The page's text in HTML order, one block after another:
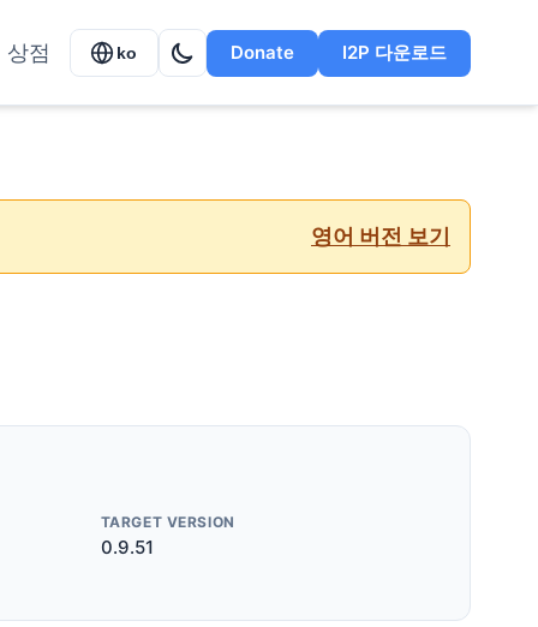
상점 ko Donate I2P 다운로드
영어 버전 보기
TARGET VERSION
0.9.51